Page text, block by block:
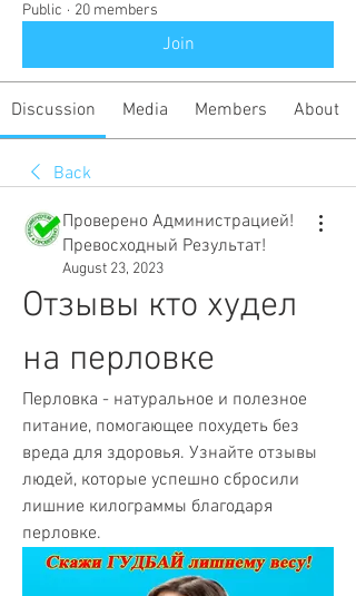
Public · 20 members
Join
Discussion Media Members About
Back
Проверено Администрацией!
Превосходный Результат!
August 23, 2023
Отзывы кто худел
на перловке
Перловка - натуральное и полезное
питание, помогающее похудеть без
вреда для здоровья. Узнайте отзывы
людей, которые успешно сбросили
лишние килограммы благодаря
перловке.